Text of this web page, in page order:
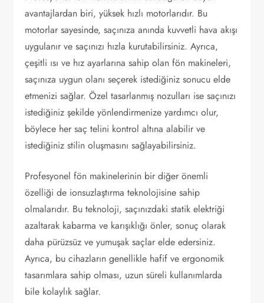
avantajlardan biri, yüksek hızlı motorlarıdır. Bu
motorlar sayesinde, saçınıza anında kuvvetli hava akışı
uygulanır ve saçınızı hızla kurutabilirsiniz. Ayrıca,
çeşitli ısı ve hız ayarlarına sahip olan fön makineleri,
saçınıza uygun olanı seçerek istediğiniz sonucu elde
etmenizi sağlar. Özel tasarlanmış nozulları ise saçınızı
istediğiniz şekilde yönlendirmenize yardımcı olur,
böylece her saç telini kontrol altına alabilir ve
istediğiniz stilin oluşmasını sağlayabilirsiniz.
Profesyonel fön makinelerinin bir diğer önemli
özelliği de ionsuzlaştırma teknolojisine sahip
olmalarıdır. Bu teknoloji, saçınızdaki statik elektriği
azaltarak kabarma ve karışıklığı önler, sonuç olarak
daha pürüzsüz ve yumuşak saçlar elde edersiniz.
Ayrıca, bu cihazların genellikle hafif ve ergonomik
tasarımlara sahip olması, uzun süreli kullanımlarda
bile kolaylık sağlar.